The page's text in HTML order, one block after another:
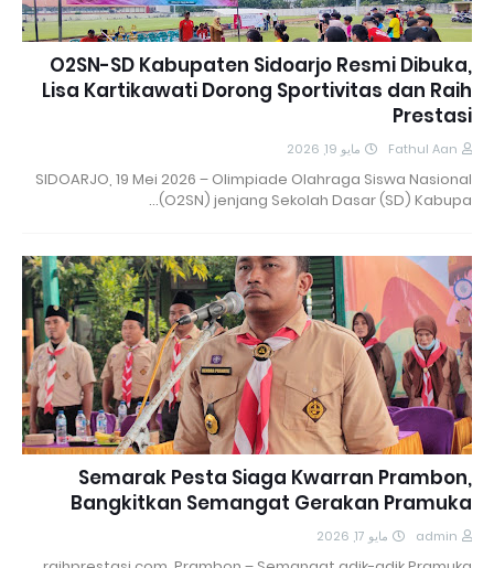
O2SN-SD Kabupaten Sidoarjo Resmi Dibuka,
Lisa Kartikawati Dorong Sportivitas dan Raih
Prestasi
Fathul Aan مايو 19, 2026
SIDOARJO, 19 Mei 2026 – Olimpiade Olahraga Siswa Nasional
(O2SN) jenjang Sekolah Dasar (SD) Kabupa…
Semarak Pesta Siaga Kwarran Prambon,
Bangkitkan Semangat Gerakan Pramuka
admin مايو 17, 2026